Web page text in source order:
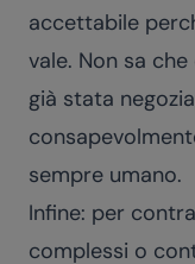
accettabile
vale. Non sa
già stata
sempre umano.
Infine: per
complessi o